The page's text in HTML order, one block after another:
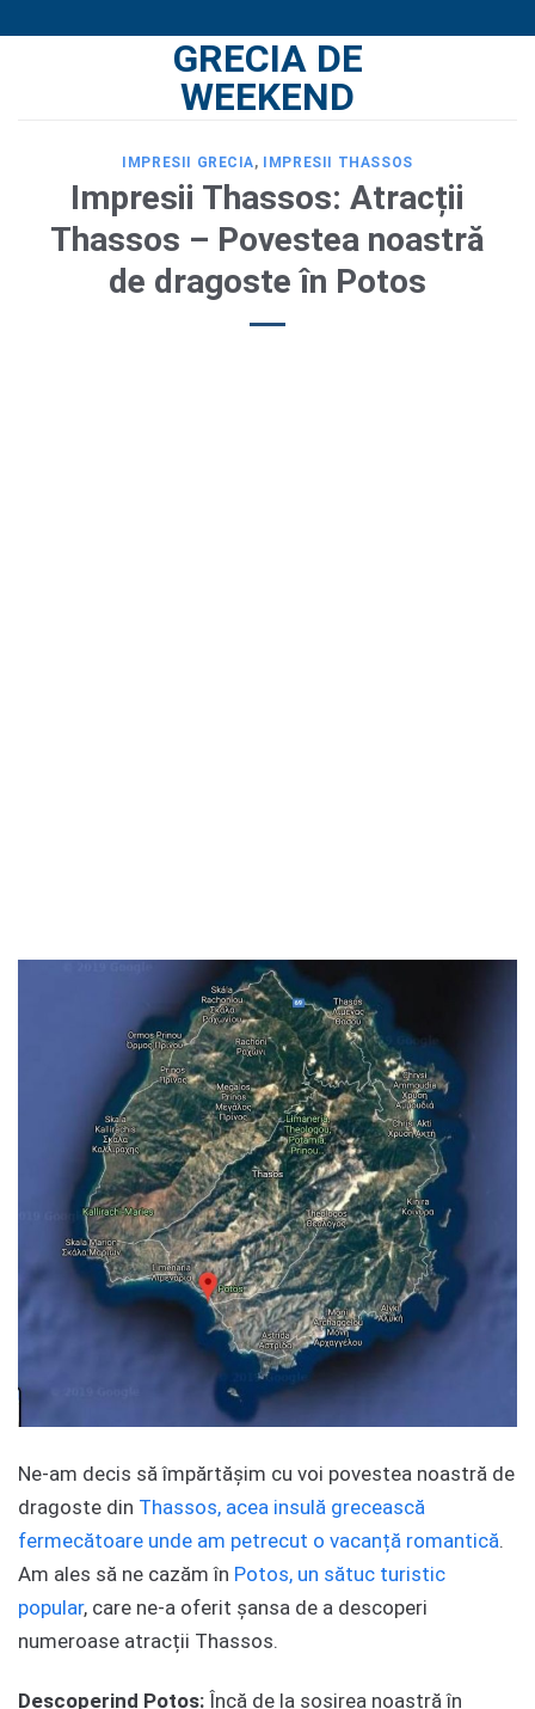
GRECIA DE
WEEKEND
IMPRESII GRECIA, IMPRESII THASSOS
Impresii Thassos: Atracții
Thassos – Povestea noastră
de dragoste în Potos
Ne-am decis să împărtășim cu voi povestea noastră de
dragoste din Thassos, acea insulă grecească
fermecătoare unde am petrecut o vacanță romantică.
Am ales să ne cazăm în Potos, un sătuc turistic
popular, care ne-a oferit șansa de a descoperi
numeroase atracții Thassos.
Descoperind Potos: Încă de la sosirea noastră în